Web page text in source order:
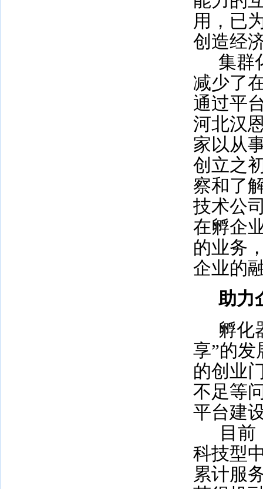
用，已
创造经
集群
减少了
通过平
河北汉
家以从
创立之
察和了
技术公
在孵企
的业务
企业的
助力
孵化
享”的发
的创业
不足等
平台建
目
科技型
累计服